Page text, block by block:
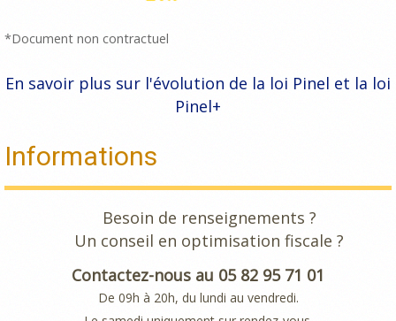
*Document non contractuel
En savoir plus sur l'évolution de la loi Pinel et la loi
Pinel+
Informations
Besoin de renseignements ?
Un conseil en optimisation fiscale ?
Contactez-nous au 05 82 95 71 01
De 09h à 20h, du lundi au vendredi.